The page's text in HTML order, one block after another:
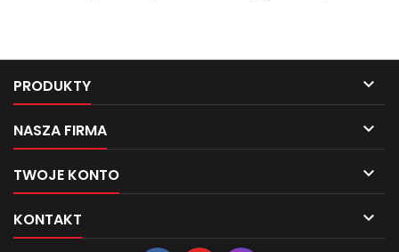
PRODUKTY 
NASZA FIRMA 
TWOJE KONTO 
KONTAKT 